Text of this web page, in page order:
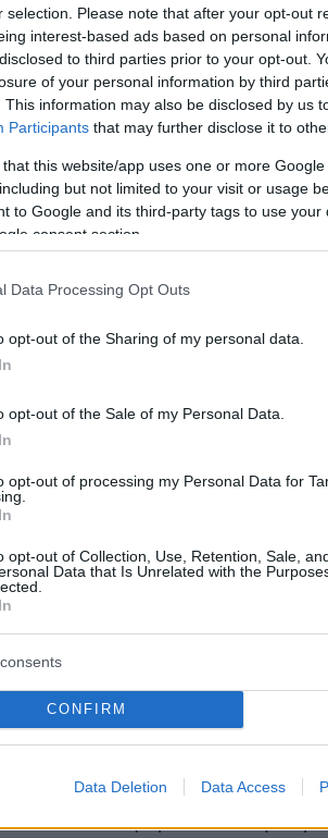
selection. Please note that after your opt-out
interest-based ads based on personal
to third parties prior to your opt-out.
of your personal information by third
This information may also be disclosed by us
Participants that may further disclose it to
that this website/app uses one or more
but not limited to your visit or usage
to Google and its third-party tags to use
consent section.
Data Processing Opt Outs
opt-out of the Sharing of my personal data.
opt-out of the Sale of my Personal Data.
opt-out of processing my Personal Data for
opt-out of Collection, Use, Retention, Sale,
Data that Is Unrelated with the
CONFIRM
Data Deletion Data Access
αφότου πέρασε
ελήφθησαν
μια εβδομάδα πριν και την
σημαντικές διαφορές
Covid δεν μπορούσαν να
ανέλυσαν τις βιοψίες,
μεγαλύτερο ποσοστό λευκών
βιοψιών που ελήφθησαν
δε, ότι η λειτουργία
μετά την άσκηση σε όσους
τον μυϊκό πόνο που
όσοι υποφέρουν από